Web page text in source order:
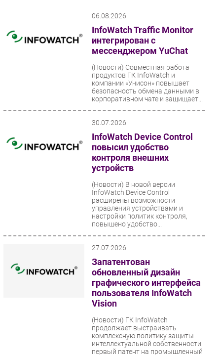
Фиксированная связь
Кадры
06.08.2026
InfoWatch Traffic Monitor
интегрирован с
мессенджером YuChat
(Новости) Совместная работа
продуктов ГК InfoWatch и
компании «Унисон» повышает
безопасность обмена данными в
корпоративном чате и защищает...
30.07.2026
InfoWatch Device Control
повысил удобство
контроля внешних
устройств
(Новости) В новой версии
InfoWatch Device Control
расширены возможности
управления устройствами и
настройки политик контроля,
повышено удобство...
27.07.2026
Запатентован
обновленный дизайн
графического интерфейса
пользователя InfoWatch
Vision
(Новости) ГК InfoWatch
продолжает выстраивать
комплексную политику защиты
интеллектуальной собственности:
первый патент на промышленный